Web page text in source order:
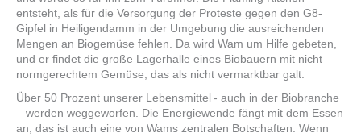
entsteht, als für die Versorgung der Proteste gegen den G8-
Gipfel in Heiligendamm in der Umgebung die ausreichenden
Mengen an Biogemüse fehlen. Da wird Wam um Hilfe gebeten,
und er findet die große Lagerhalle eines Biobauern mit nicht
normgerechtem Gemüse, das als nicht vermarktbar galt.
Über 50 Prozent unserer Lebensmittel - auch in der Biobranche
– werden weggeworfen. Die Energiewende fängt mit dem Essen
an; das ist auch eine von Wams zentralen Botschaften. Wenn